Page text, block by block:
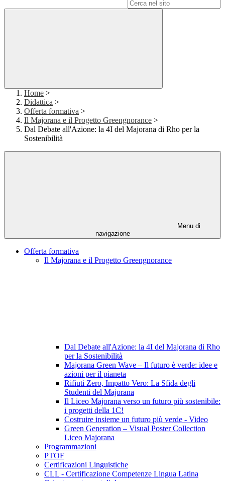
Home >
Didattica >
Offerta formativa >
Il Majorana e il Progetto Greengnorance >
Dal Debate all'Azione: la 4I del Majorana di Rho per la
Sostenibilità
Menu di
navigazione
Offerta formativa
Il Majorana e il Progetto Greengnorance
Dal Debate all'Azione: la 4I del Majorana di Rho
per la Sostenibilità
Majorana Green Wave – Il futuro è verde: idee e
azioni per il pianeta
Rifiuti Zero, Impatto Vero: La Sfida degli
Studenti del Majorana
Il Liceo Majorana verso un futuro più sostenibile:
i progetti della 1C!
Costruire insieme un futuro più verde - Video
Green Generation – Visual Poster Collection
Liceo Majorana
Programmazioni
PTOF
Certificazioni Linguistiche
CLL - Certificazione Competenze Lingua Latina